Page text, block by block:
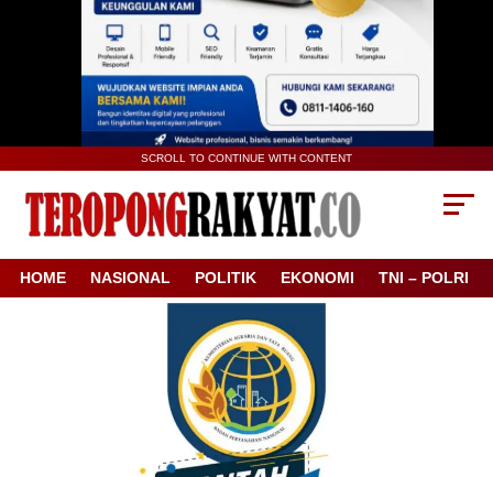
SCROLL TO CONTINUE WITH CONTENT
HOME NASIONAL POLITIK EKONOMI TNI – POLRI